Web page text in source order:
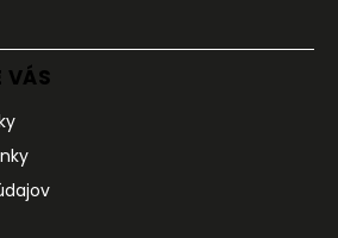
VÁS